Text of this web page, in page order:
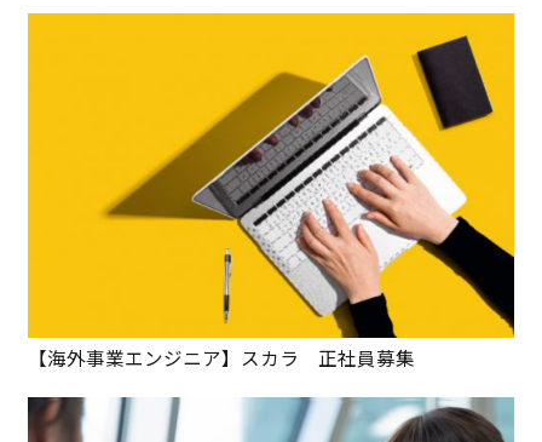
【海外事業エンジニア】スカラ 正社員募集